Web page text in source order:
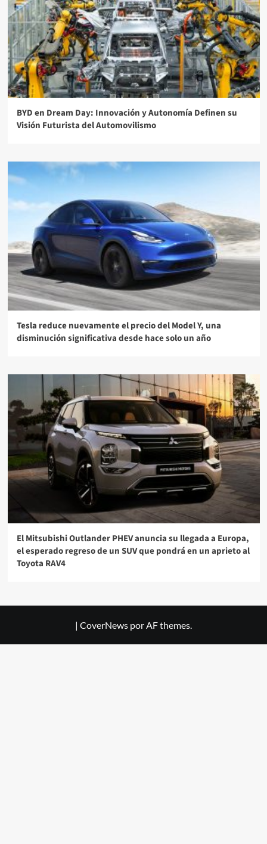
BYD en Dream Day: Innovación y Autonomía Definen su
Visión Futurista del Automovilismo
Tesla reduce nuevamente el precio del Model Y, una
disminución significativa desde hace solo un año
El Mitsubishi Outlander PHEV anuncia su llegada a Europa,
el esperado regreso de un SUV que pondrá en un aprieto al
Toyota RAV4
| CoverNews por AF themes.